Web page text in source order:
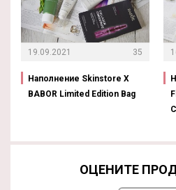
19.09.2021 35
Наполнение Skinstore X
BABOR Limited Edition Bag
ОЦЕНИТЕ